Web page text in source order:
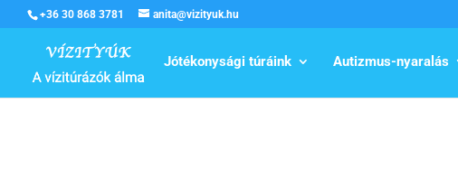
+36 30 868 3781 anita@vizityuk.hu
Jótékonysági túráink Autizmus-nyaralás